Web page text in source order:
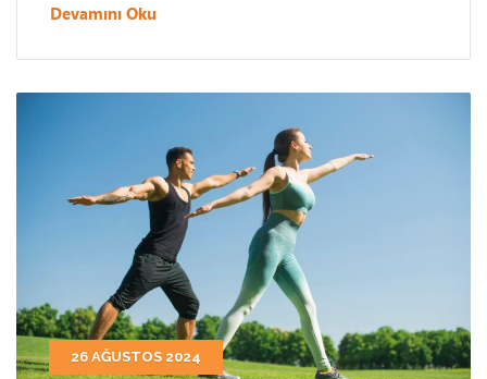
Devamını Oku
26 AĞUSTOS 2024